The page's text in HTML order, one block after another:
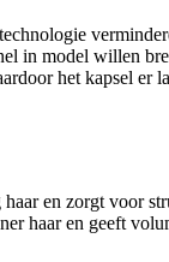
in model willen
het kapsel er
en zorgt voor
haar en geeft